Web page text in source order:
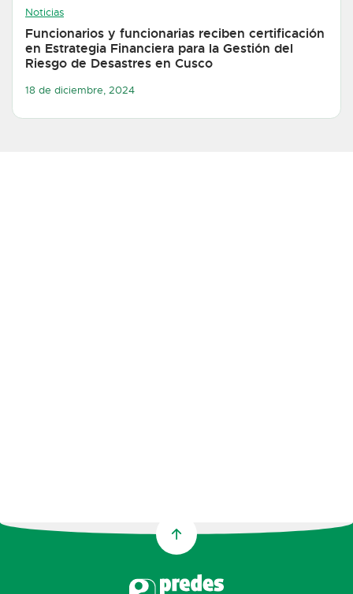
Noticias
Funcionarios y funcionarias reciben certificación
en Estrategia Financiera para la Gestión del
Riesgo de Desastres en Cusco
18 de diciembre, 2024